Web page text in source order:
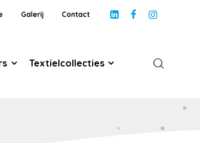
Galerij Contact
Textielcollecties